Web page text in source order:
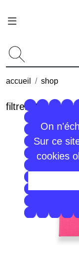
On
Sur ce
cookies
accueil shop
filtrer